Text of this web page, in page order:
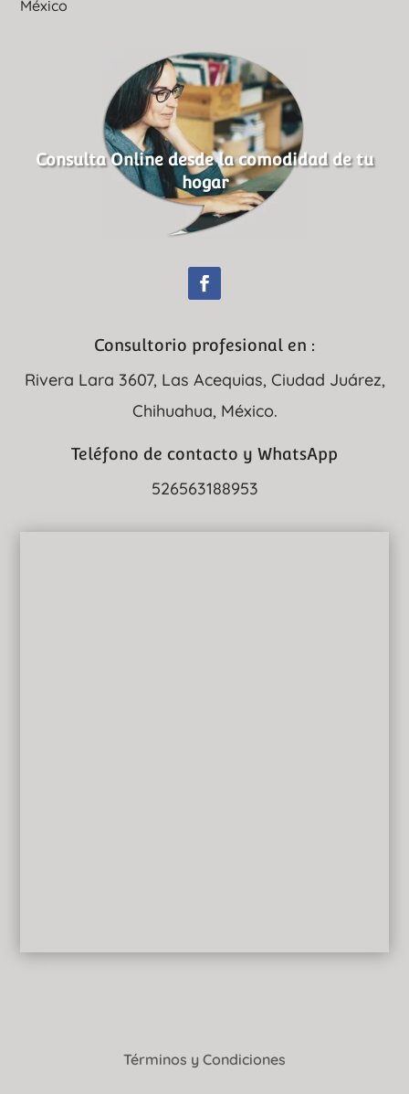
México
Consulta Online desde la comodidad de tu
hogar
Consultorio profesional en :
Rivera Lara 3607, Las Acequias, Ciudad Juárez,
Chihuahua, México.
Teléfono de contacto y WhatsApp
526563188953
Términos y Condiciones